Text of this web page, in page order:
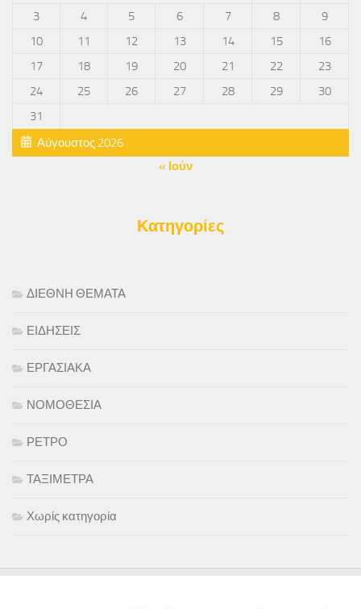
Αύγουστος 2026
3
4 5 6 7 8
9
10
11 12 13 14 15
16
17
18 19 20 21 22
23
24
25 26 27 28 29
30
31
« Ιούν
Κατηγορίες
ΔΙΕΘΝΗ ΘΕΜΑΤΑ
ΕΙΔΗΣΕΙΣ
ΕΡΓΑΣΙΑΚΑ
ΝΟΜΟΘΕΣΙΑ
ΡΕΤΡΟ
ΤΑΞΙΜΕΤΡΑ
Χωρίς κατηγορία